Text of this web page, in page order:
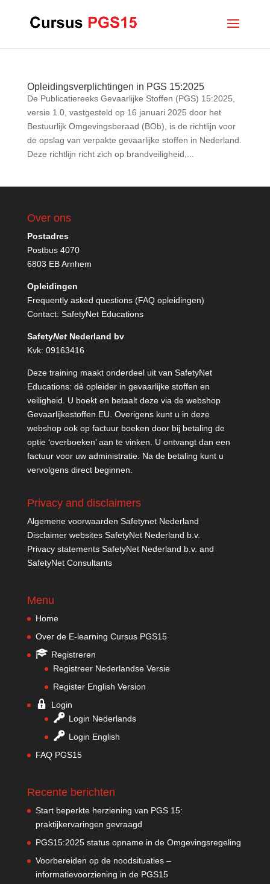
Opleidingsverplichtingen in PGS 15:2025
De Publicatiereeks Gevaarlijke Stoffen (PGS) 15:2025,
versie 1.0, vastgesteld op 16 januari 2025 door het
Bestuurlijk Omgevingsberaad (BOb), is de richtlijn voor
de opslag van verpakte gevaarlijke stoffen in Nederland.
Deze richtlijn richt zich op brandveiligheid,...
Over ons
Postadres
Postbus 4070
6803 EB Arnhem
Opleidingen
Frequently asked questions (FAQ opleidingen)
Contact: SafetyNet Educations
SafetyNetNederland bv
Kvk: 09163416
Deze training maakt onderdeel uit van SafetyNet
Educations: dé opleider in gevaarlijke stoffen en
veiligheid. U boekt en betaalt deze via de webshop
Gevaarlijkestoffen.EU . Overigens kunt u in deze
webshop ook op factuur boeken door bij betaling de
optie ‘overboeken’ aan te vinken. U ontvangt dan een
factuur voor uw administratie. Na de betaling kunt u
vervolgens direct beginnen.
Privacy and disclaimers
Algemene voorwaarden Safetynet Nederland
Disclaimer websites SafetyNet Nederland b.v.
Privacy statements SafetyNet Nederland b.v. and
SafetyNet Consultants
Menu
Home
Over de E-learning Cursus PGS15
Registreren
Registreer Nederlandse Versie
Register English Version
Login
Login Nederlands
Login English
FAQ PGS15
Recente berichten
Start beperkte herziening van PGS 15:
praktijkervaringen gevraagd
PGS15:2025 status opname in de Omgevingsregeling
Voorbereiden op de noodsituaties –
informatievoorziening in de PGS15